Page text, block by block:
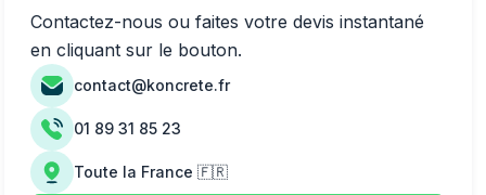
Contactez-nous ou faites votre devis instantané
en cliquant sur le bouton.
contact@koncrete.fr
01 89 31 85 23
Toute la France 🇫🇷